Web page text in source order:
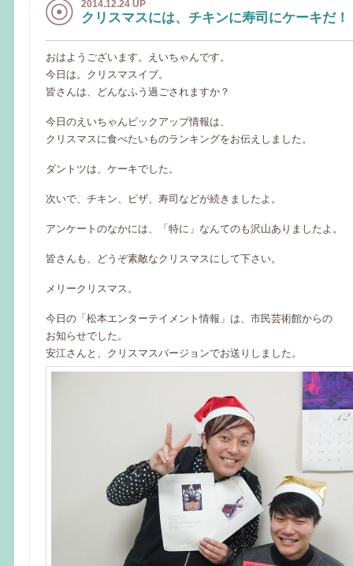
2014.12.24 UP
クリスマスには、チキンに寿司にケーキだ！
おはようございます。えいちゃんです。
今日は。クリスマスイブ。
皆さんは、どんなふう過ごされますか？
今日のえいちゃんピックアップ情報は、
クリスマスに食べたいものランキングをお伝えしました。
ダントツは、ケーキでした。
次いで、チキン、ピザ、寿司などが続きましたよ。
アンケートのなかには、「特に」なんてのも沢山ありましたよ。
皆さんも、どうぞ素敵なクリスマスにして下さい。
メリークリスマス。
今日の「松本エンターテイメント情報」は、市民芸術館からの
お知らせでした。
安江さんと、クリスマスバージョンでお送りしました。